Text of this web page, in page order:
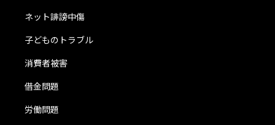
ネット誹謗中傷
子どものトラブル
消費者被害
借金問題
労働問題